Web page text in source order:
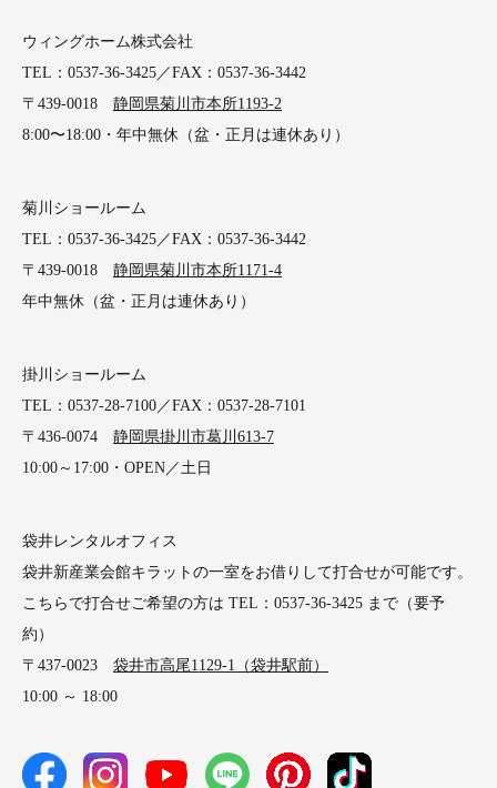
ウィングホーム株式会社
TEL：0537-36-3425／FAX：0537-36-3442
〒439-0018 静岡県菊川市本所1193-2
8:00〜18:00・年中無休（盆・正月は連休あり）
菊川ショールーム
TEL：0537-36-3425／FAX：0537-36-3442
〒439-0018 静岡県菊川市本所1171-4
年中無休（盆・正月は連休あり）
掛川ショールーム
TEL：0537-28-7100／FAX：0537-28-7101
〒436-0074 静岡県掛川市葛川613-7
10:00～17:00・OPEN／土日
袋井レンタルオフィス
袋井新産業会館キラットの一室をお借りして打合せが可能です。
こちらで打合せご希望の方は TEL：0537-36-3425 まで（要予
約）
〒437-0023 袋井市高尾1129-1（袋井駅前）
10:00 ～ 18:00